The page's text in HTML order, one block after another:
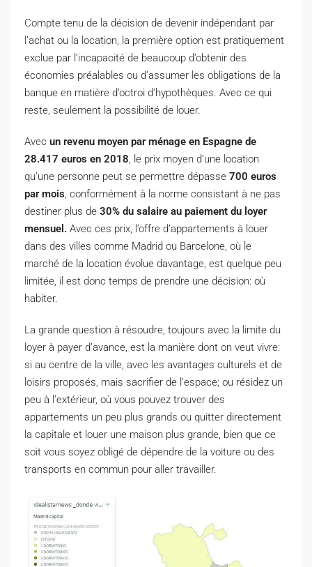
Compte tenu de la décision de devenir indépendant par
l’achat ou la location, la première option est pratiquement
exclue par l’incapacité de beaucoup d’obtenir des
économies préalables ou d’assumer les obligations de la
banque en matière d’octroi d’hypothèques. Avec ce qui
reste, seulement la possibilité de louer.
Avec un revenu moyen par ménage en Espagne de
28.417 euros en 2018, le prix moyen d’une location
qu’une personne peut se permettre dépasse 700 euros
par mois, conformément à la norme consistant à ne pas
destiner plus de 30% du salaire au paiement du loyer
mensuel. Avec ces prix, l’offre d’appartements à louer
dans des villes comme Madrid ou Barcelone, où le
marché de la location évolue davantage, est quelque peu
limitée, il est donc temps de prendre une décision: où
habiter.
La grande question à résoudre, toujours avec la limite du
loyer à payer d’avance, est la manière dont on veut vivre:
si au centre de la ville, avec les avantages culturels et de
loisirs proposés, mais sacrifier de l’espace; ou résidez un
peu à l’extérieur, où vous pouvez trouver des
appartements un peu plus grands ou quitter directement
la capitale et louer une maison plus grande, bien que ce
soit vous soyez obligé de dépendre de la voiture ou des
transports en commun pour aller travailler.